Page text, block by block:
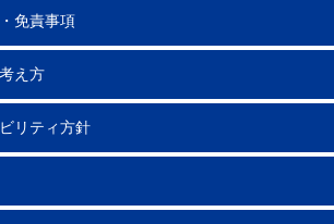
免責事項
え方
リティ方針